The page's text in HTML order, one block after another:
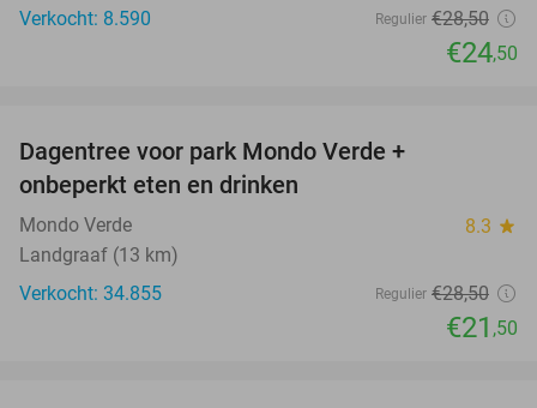
Verkocht: 8.590
Regulier €28,50
€24,50
Dagentree voor park Mondo Verde +
onbeperkt eten en drinken
Mondo Verde 8.3 star
Landgraaf (13 km)
Verkocht: 34.855
Regulier €28,50
€21 ,50